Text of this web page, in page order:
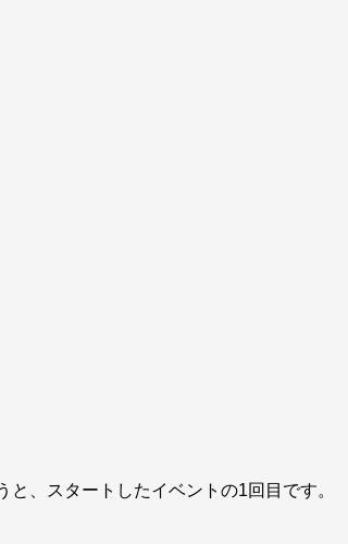
、スタートしたイベントの1回目です。